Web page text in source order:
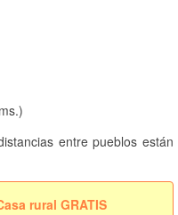
entre pueblos están
rural GRATIS